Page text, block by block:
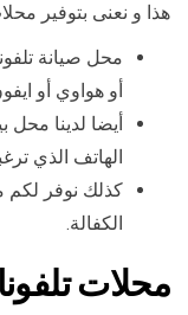
هذا و نعنى بتوفير
محل صيانة
أو هواوي أو
أيضا لدينا محل
الهاتف الذي
كذلك نوفر لكم
الكفالة.
محلات